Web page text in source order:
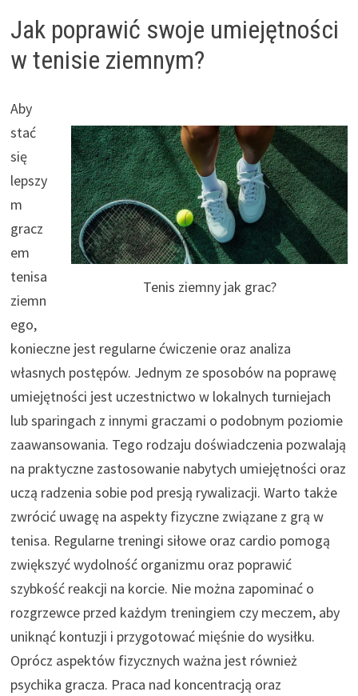
Jak poprawić swoje umiejętności
w tenisie ziemnym?
Tenis ziemny jak grac?
Aby
stać
się
lepszy
m
gracz
em
tenisa
ziemn
ego,
konieczne jest regularne ćwiczenie oraz analiza
własnych postępów. Jednym ze sposobów na poprawę
umiejętności jest uczestnictwo w lokalnych turniejach
lub sparingach z innymi graczami o podobnym poziomie
zaawansowania. Tego rodzaju doświadczenia pozwalają
na praktyczne zastosowanie nabytych umiejętności oraz
uczą radzenia sobie pod presją rywalizacji. Warto także
zwrócić uwagę na aspekty fizyczne związane z grą w
tenisa. Regularne treningi siłowe oraz cardio pomogą
zwiększyć wydolność organizmu oraz poprawić
szybkość reakcji na korcie. Nie można zapominać o
rozgrzewce przed każdym treningiem czy meczem, aby
uniknąć kontuzji i przygotować mięśnie do wysiłku.
Oprócz aspektów fizycznych ważna jest również
psychika gracza. Praca nad koncentracją oraz